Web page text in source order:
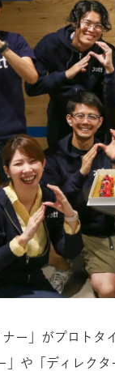
ー」がプロトタ
」や「ディレク